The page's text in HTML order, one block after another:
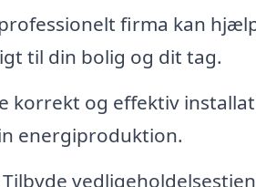
firma kan
til din bolig og dit tag.
korrekt og effektiv
energiproduktion.
Tilbyde